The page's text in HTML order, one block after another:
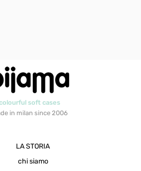
soft cases
in milan since 2006
LA STORIA
chi siamo